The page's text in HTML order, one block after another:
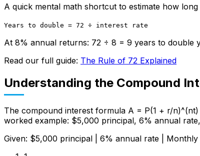
A quick mental math shortcut to estimate how
Years to double = 72 ÷ interest rate
At 8% annual returns: 72 ÷ 8 = 9 years to double
Read our full guide: The Rule of 72 Explained
Understanding the Compound
The compound interest formula A = P(1 + r/
worked example: $5,000 principal, 6% annual
Given: $5,000 principal | 6% annual rate | Monthly